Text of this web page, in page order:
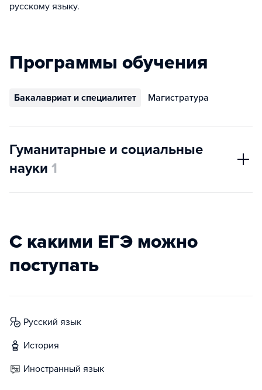
русскому языку.
Программы обучения
Бакалавриат и специалитет Магистратура
Гуманитарные и социальные
науки 1
С какими ЕГЭ можно
поступать
русский язык
история
иностранный язык